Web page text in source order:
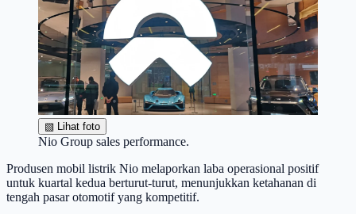
▧ Lihat foto
Nio Group sales performance.
Produsen mobil listrik Nio melaporkan laba operasional positif
untuk kuartal kedua berturut-turut, menunjukkan ketahanan di
tengah pasar otomotif yang kompetitif.